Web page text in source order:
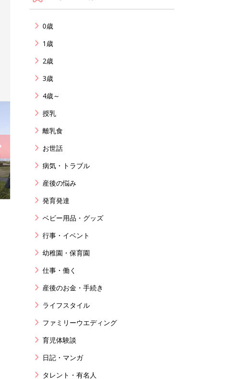
0歳
1歳
2歳
3歳
4歳～
授乳
離乳食
お世話
病気・トラブル
産後の悩み
発育発達
ベビー用品・グッズ
行事・イベント
幼稚園・保育園
仕事・働く
産後のお金・手続き
ライフスタイル
ファミリーウエディング
育児体験談
日記・マンガ
タレント・有名人